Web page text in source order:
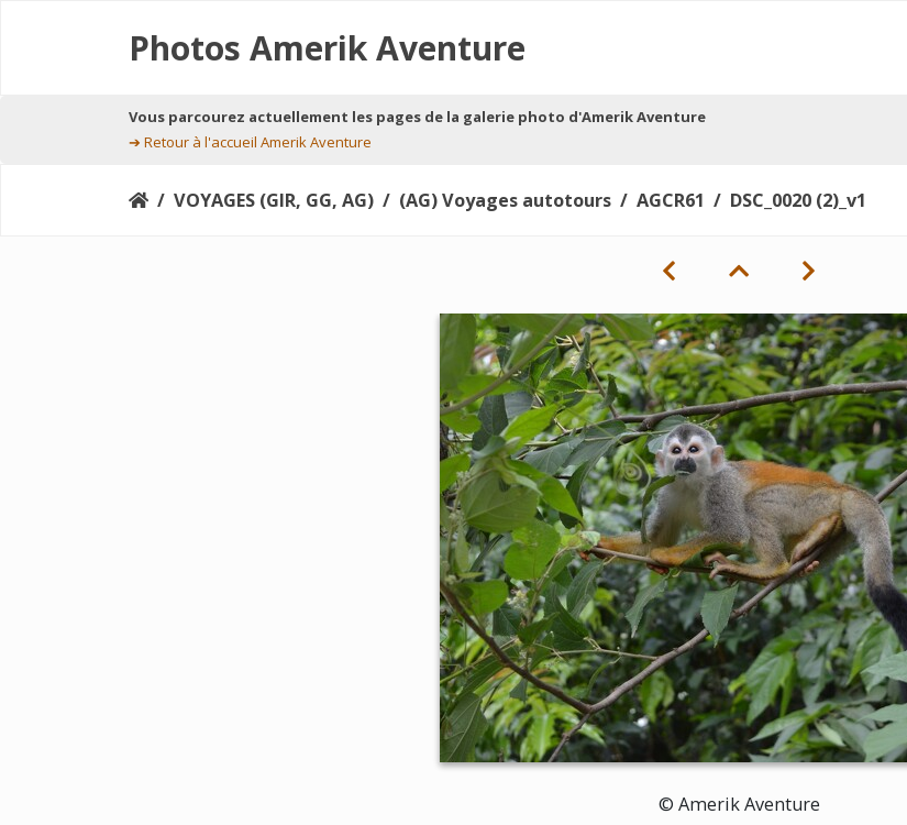
Photos Amerik Aventure
Vous parcourez actuellement les pages de la galerie photo d'Amerik Aventure
➔ Retour à l'accueil Amerik Aventure
VOYAGES (GIR, GG, AG) (AG) Voyages autotours AGCR61 DSC_0020 (2)_v1
© Amerik Aventure